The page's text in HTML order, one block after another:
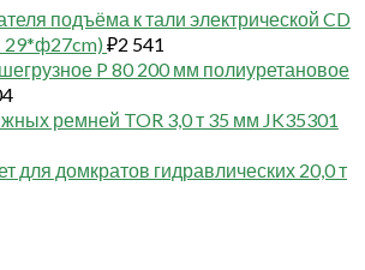
подъёма к тали электрической CD
29*ф27cm) ₽2 541
P 80 200 мм полиуретановое
ремней TOR 3,0 т 35 мм JK35301
для домкратов гидравлических 20,0 т